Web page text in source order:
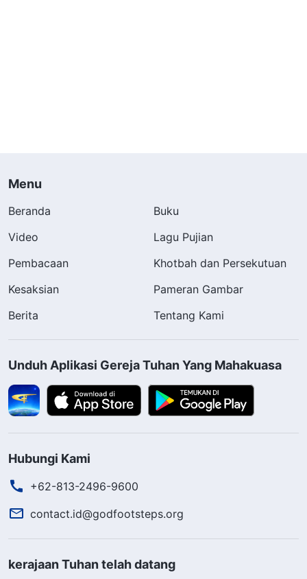
Menu
Beranda
Buku
Video
Lagu Pujian
Pembacaan
Khotbah dan Persekutuan
Kesaksian
Pameran Gambar
Berita
Tentang Kami
Unduh Aplikasi Gereja Tuhan Yang Mahakuasa
Hubungi Kami
+62-813-2496-9600
contact.id@godfootsteps.org
kerajaan Tuhan telah datang